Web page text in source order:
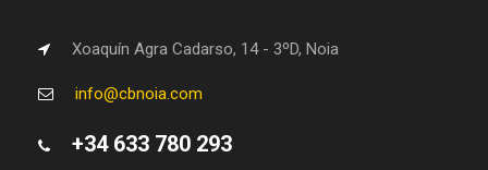
Xoaquín Agra Cadarso, 14 - 3ºD, Noia
info@cbnoia.com
+34 633 780 293